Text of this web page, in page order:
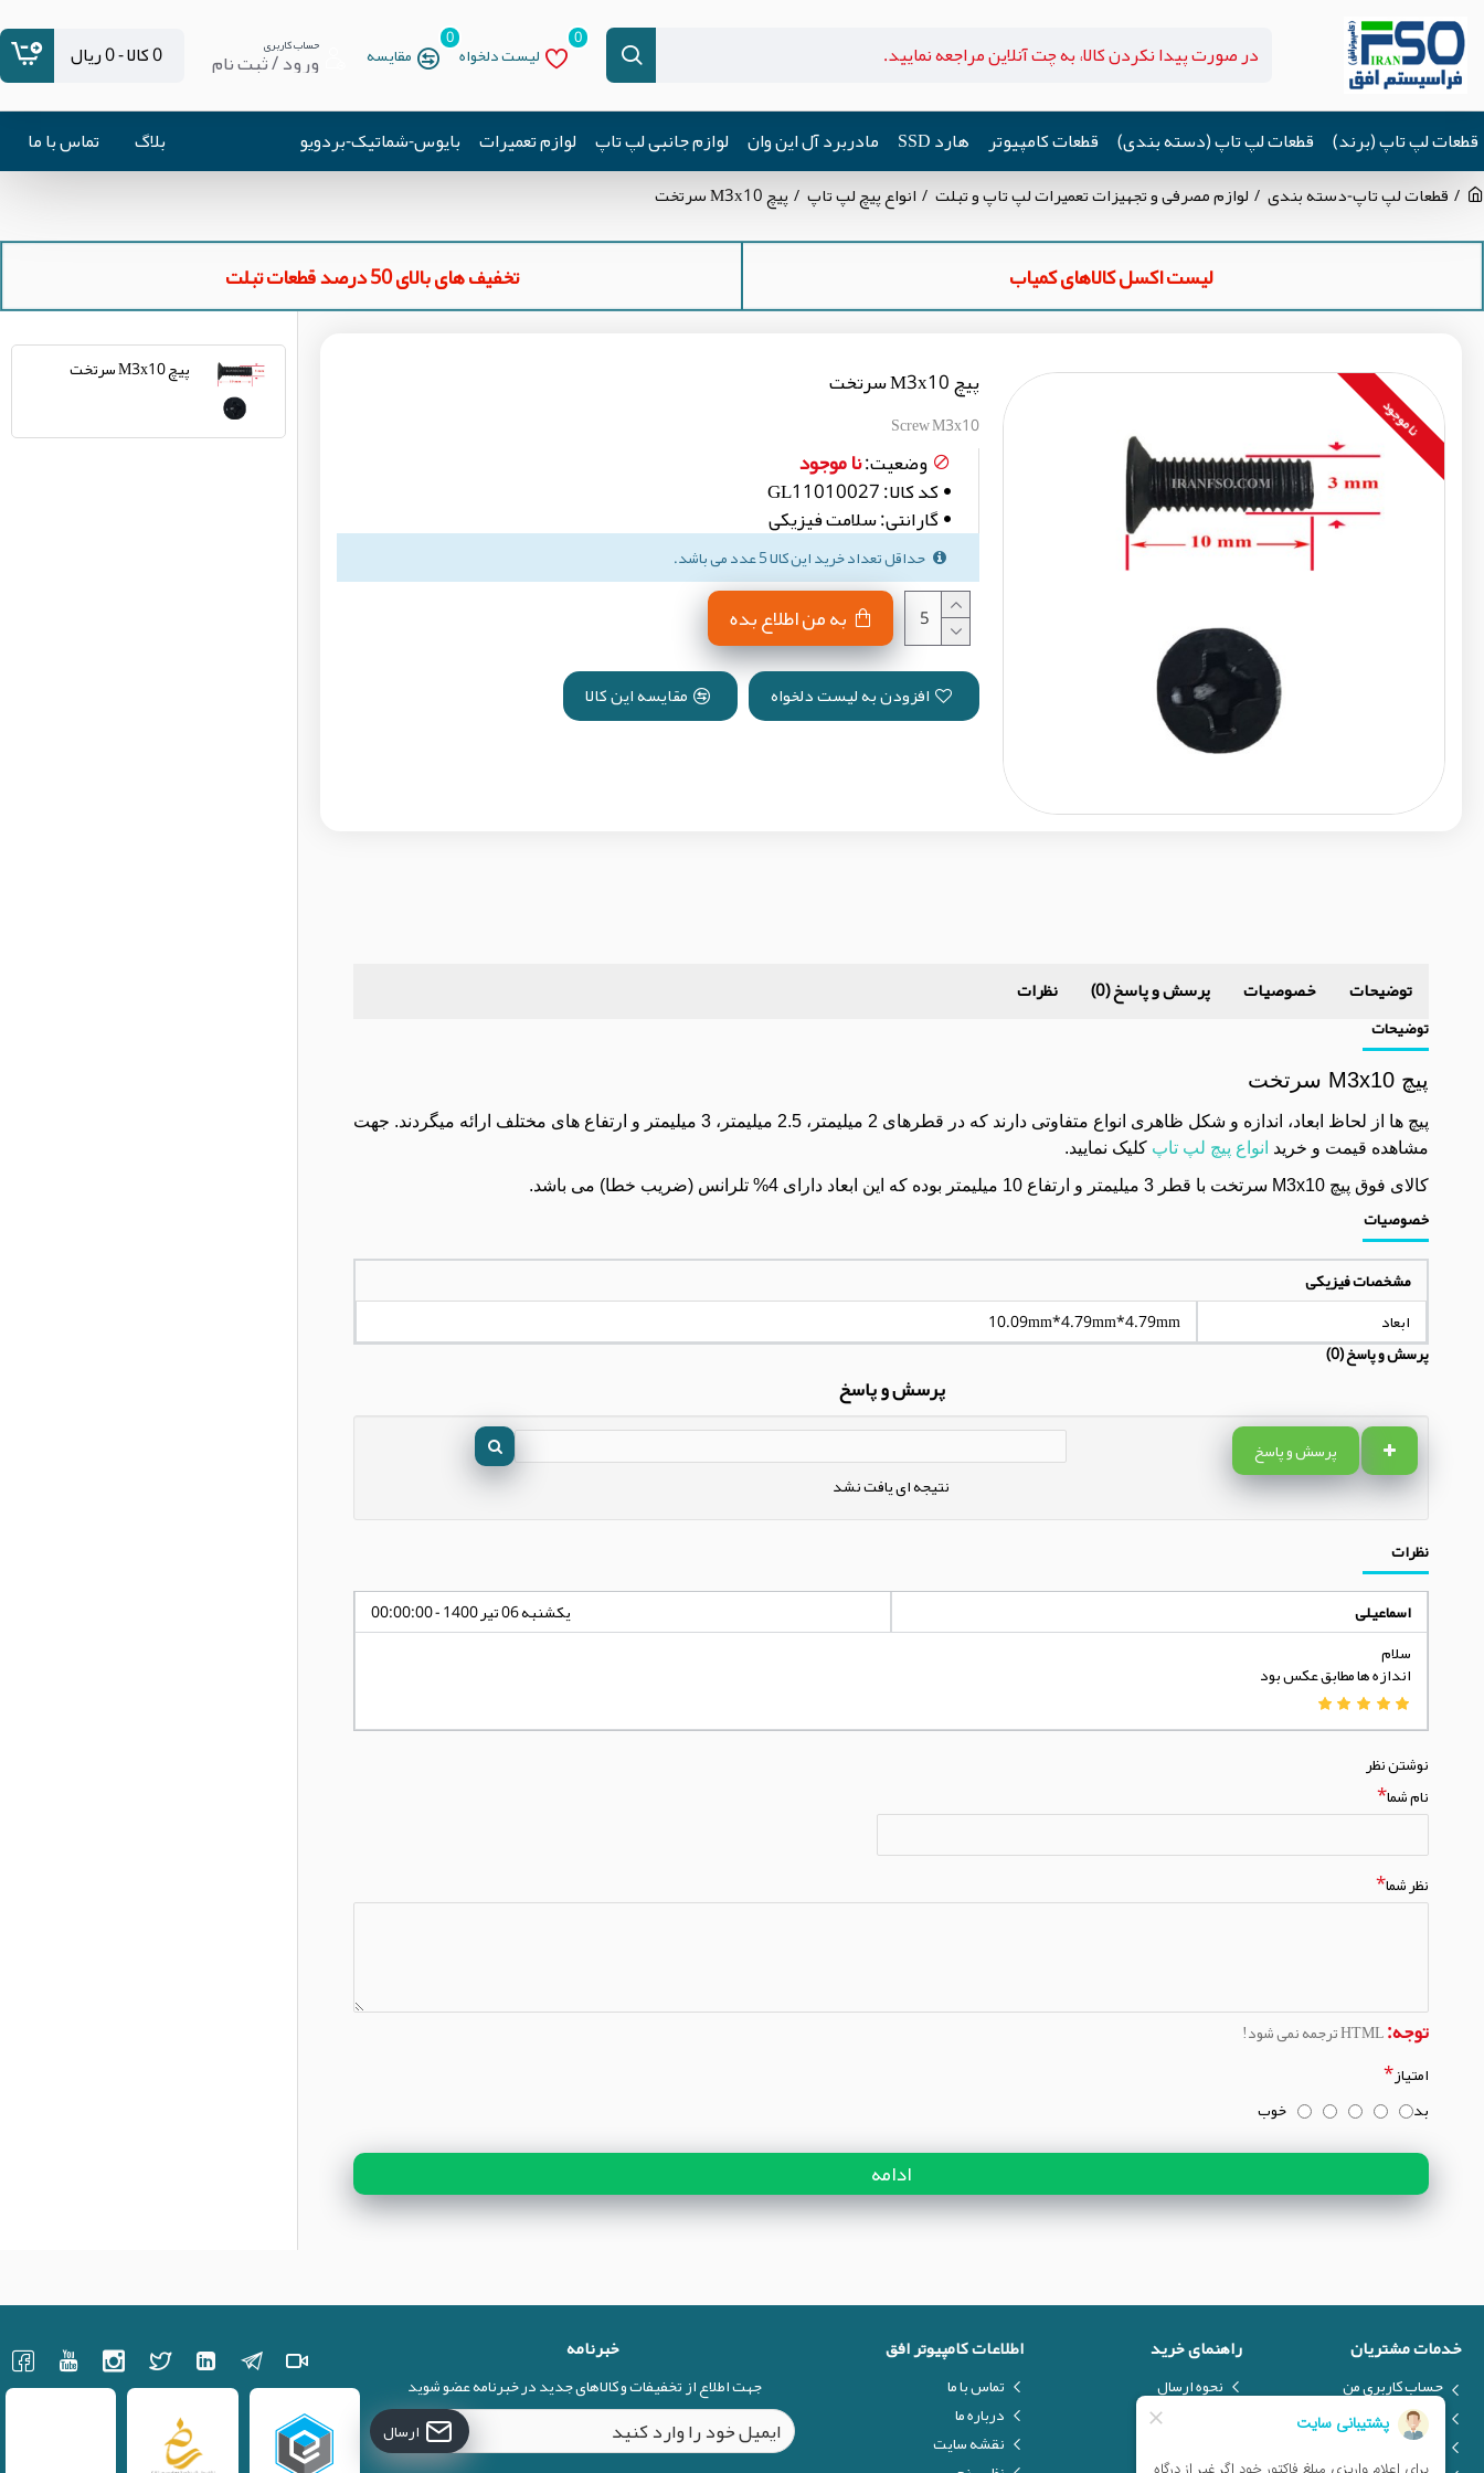
لیست دلخواه
0
مقایسه
0 حساب کاربری
ورود / ثبت نام 0 کالا - 0 ریال
قطعات لپ تاپ (برند) قطعات لپ تاپ (دسته بندی) قطعات کامپیوتر هارد SSD مادربرد آل این وان لوازم جانبی لپ تاپ لوازم تعمیرات بایوس-شماتیک-بردویو بلاگ تماس با ما
قطعات لپ تاپ-دسته بندی لوازم مصرفی و تجهیزات تعمیرات لپ تاپ و تبلت انواع پیچ لپ تاپ پیچ M3x10 سرتخت
لیست اکسل کالاهای کمیاب تخفیف های بالای 50 درصد قطعات تبلت
نا موجود
پیچ M3x10 سرتخت
Screw M3x10
وضعیت:نا موجود
کد کالا:GL11010027
گارانتی:سلامت فیزیکی
به من اطلاع بده
افزودن به لیست دلخواه مقایسه این کالا
حداقل تعداد خرید این کالا 5 عدد می باشد.
توضیحات خصوصیات پرسش و پاسخ (0) نظرات
توضیحات
پیچ M3x10 سرتخت
پیچ ها از لحاظ ابعاد، اندازه و شکل ظاهری انواع متفاوتی دارند که در قطرهای 2 میلیمتر، 2.5 میلیمتر، 3 میلیمتر و ارتفاع های مختلف ارائه میگردند. جهت
مشاهده قیمت و خرید انواع پیچ لپ تاپ کلیک نمایید.
کالای فوق پیچ M3x10 سرتخت با قطر 3 میلیمتر و ارتفاع 10 میلیمتر بوده که این ابعاد دارای 4% تلرانس (ضریب خطا) می باشد.
خصوصیات
مشخصات فیزیکی
ابعاد
10.09mm*4.79mm*4.79mm
پرسش و پاسخ (0)
پرسش و پاسخ
پرسش و پاسخ
نتیجه ای یافت نشد
نظرات
اسماعیلی
یکشنبه 06 تیر 1400 - 00:00:00
سلام
اندازه ها مطابق عکس بود
نوشتن نظر
نام شما
نظر شما
توجه:
امتیاز
بد
خوب
ادامه
پیچ M3x10 سرتخت
خدمات مشتریان
حساب کاربری من
ارسال فایل
درخواست کالا
راهنمای خرید
نحوه ارسال
نحوه پرداخت
اطلاعات کامپیوتر افق
تماس با ما
درباره ما
نقشه سایت
خبرنامه
جهت اطلاع از تخفیفات و کالاهای جدید در خبرنامه عضو شوید
ارسال